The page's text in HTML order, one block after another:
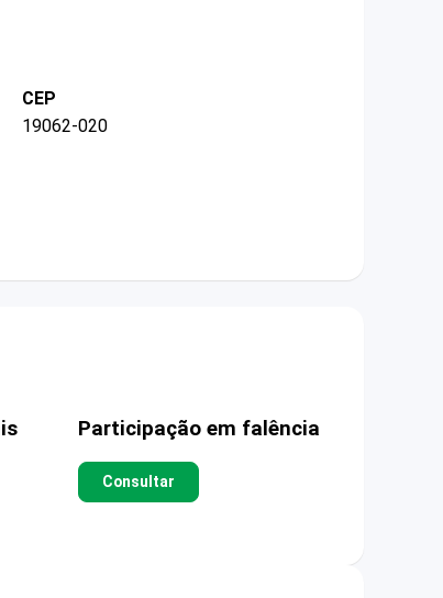
CEP
19062-020
Participação em falência
Consultar